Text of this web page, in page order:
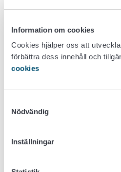
Information om cookies
Cookies hjälper oss att
förbättra dess innehåll och
cookies
Nödvändig
Inställningar
uppgifter om animaliska
= utöver namn
artikel, till exempel:
information om
på grund av ASF (se '
b) livsmedlets volym eller
c) namn på och adress till